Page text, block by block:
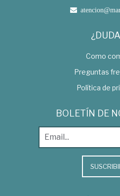
Como
Preguntas
Política de
BOLETÍN DE